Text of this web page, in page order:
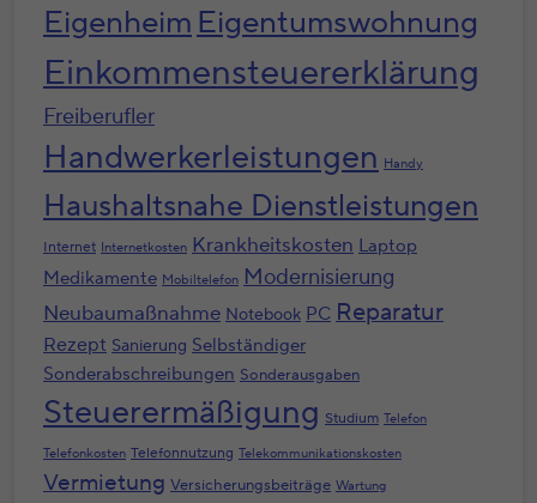
Eigenheim Eigentumswohnung
Einkommensteuererklärung
Freiberufler
Handwerkerleistungen Handy
Haushaltsnahe Dienstleistungen
Internet Internetkosten Krankheitskosten Laptop
Medikamente Mobiltelefon Modernisierung
Neubaumaßnahme Notebook PC Reparatur
Rezept Sanierung Selbständiger
Sonderabschreibungen Sonderausgaben
Steuerermäßigung Studium Telefon
Telefonkosten Telefonnutzung Telekommunikationskosten
Vermietung Versicherungsbeiträge Wartung